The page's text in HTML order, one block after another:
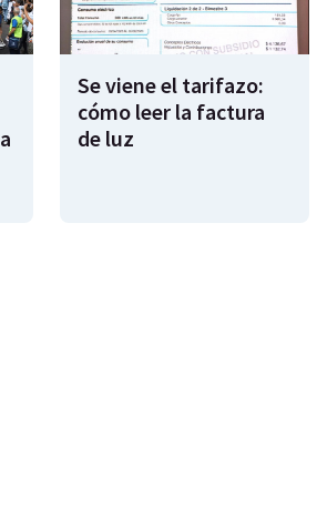
Se viene el tarifazo:
cómo leer la factura
de luz